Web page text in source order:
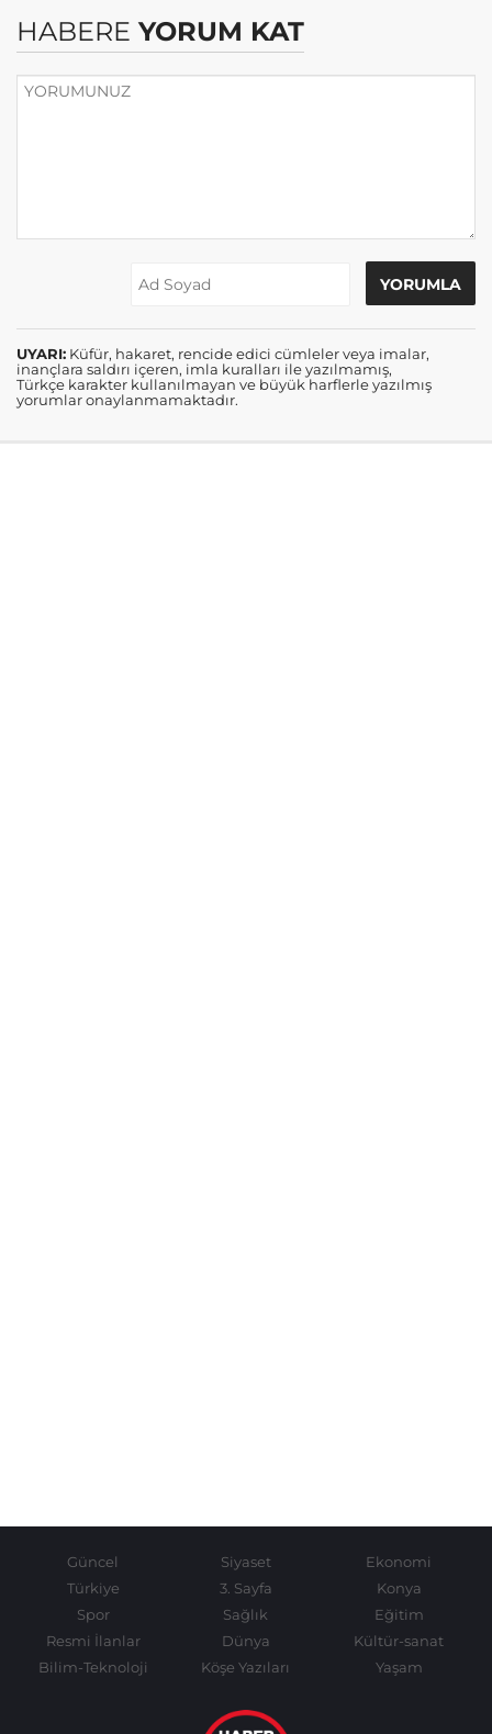
HABERE YORUM KAT
UYARI: Küfür, hakaret, rencide edici cümleler veya imalar,
inançlara saldırı içeren, imla kuralları ile yazılmamış,
Türkçe karakter kullanılmayan ve büyük harflerle yazılmış
yorumlar onaylanmamaktadır.
Güncel Siyaset
Ekonomi
Türkiye
3. Sayfa
Konya
Spor
Sağlık
Eğitim
Resmi İlanlar
Dünya
Kültür-sanat
Bilim-Teknoloji
Köşe Yazıları Yaşam